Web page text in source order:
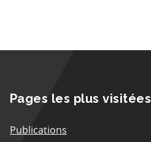
Pages les plus visitées
Publications